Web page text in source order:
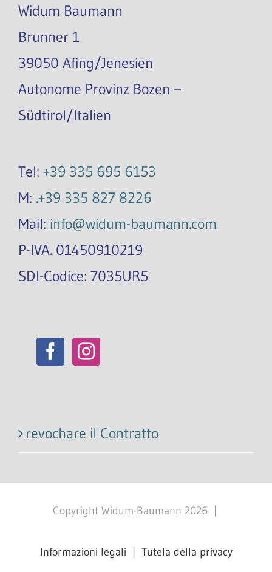
Widum Baumann
Brunner 1
39050 Afing/Jenesien
Autonome Provinz Bozen –
Südtirol/Italien
Tel: +39 335 695 6153
M: .+39 335 827 8226
Mail: info@widum-baumann.com
P-IVA. 01450910219
SDI-Codice: 7035UR5
revochare il Contratto
Copyright Widum-Baumann 2026
Informazioni legali Tutela della privacy